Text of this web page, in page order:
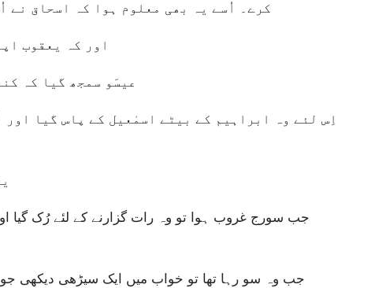
کرے۔ اُسے یہ بھی معلوم ہوا کہ اسحاق نے
اور کہ یعقوب
عیسَو سمجھ گیا کہ